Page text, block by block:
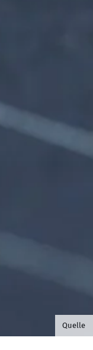
©B.G.
Quelle